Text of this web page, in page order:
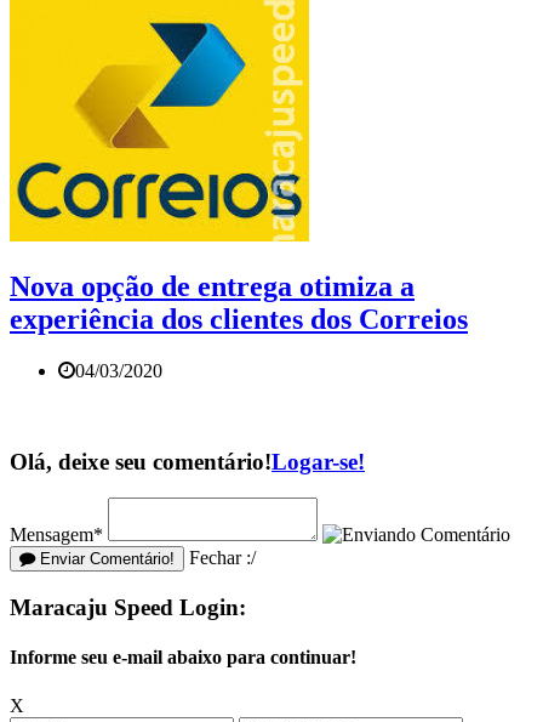
Nova opção de entrega otimiza a
experiência dos clientes dos Correios
04/03/2020
Olá, deixe seu comentário!Logar-se!
Mensagem*
Enviar Comentário! Fechar :/
Maracaju Speed Login:
Informe seu e-mail abaixo para continuar!
X